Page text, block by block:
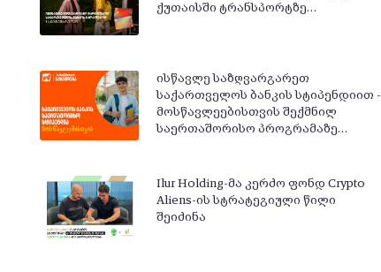
ქუთაისში ტრანსპორტზე…
ისწავლე საზღვარგარეთ
საქართველოს ბანკის სტიპენდიით -
მოსწავლეებისთვის შექმნილ
საერთაშორისო პროგრამაზე…
Ilur Holding-მა კერძო ფონდ Crypto
Aliens-ის სტრატეგიული წილი
შეიძინა